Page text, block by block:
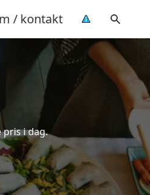
/ kontakt
pris i dag.